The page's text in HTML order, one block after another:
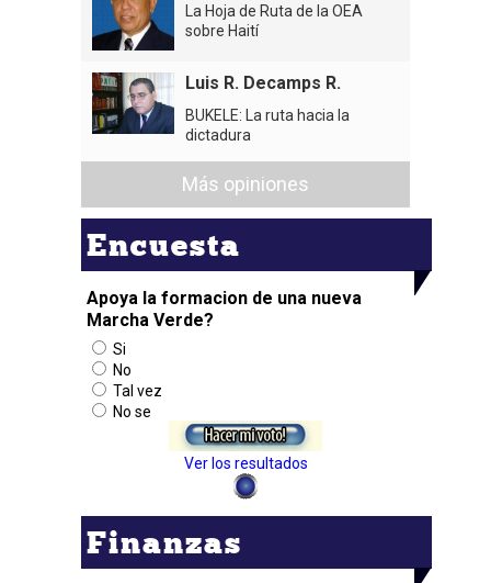
La Hoja de Ruta de la OEA
sobre Haití
Luis R. Decamps R.
BUKELE: La ruta hacia la
dictadura
Más opiniones
Encuesta
Apoya la formacion de una nueva
Marcha Verde?
Si
No
Tal vez
No se
Ver los resultados
Finanzas